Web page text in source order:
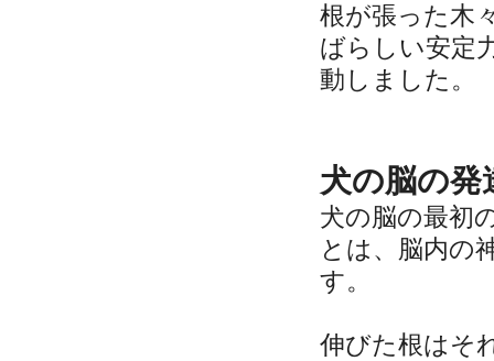
根が張った木
ばらしい安定
動しました。
犬の脳の発
犬の脳の最初
とは、脳内の
す。
伸びた根はそ